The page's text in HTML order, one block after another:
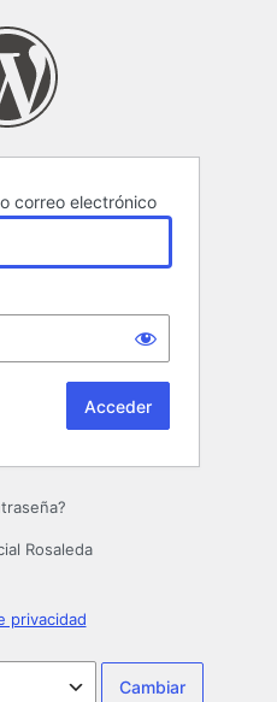
correo electrónico
Rosaleda
privacidad